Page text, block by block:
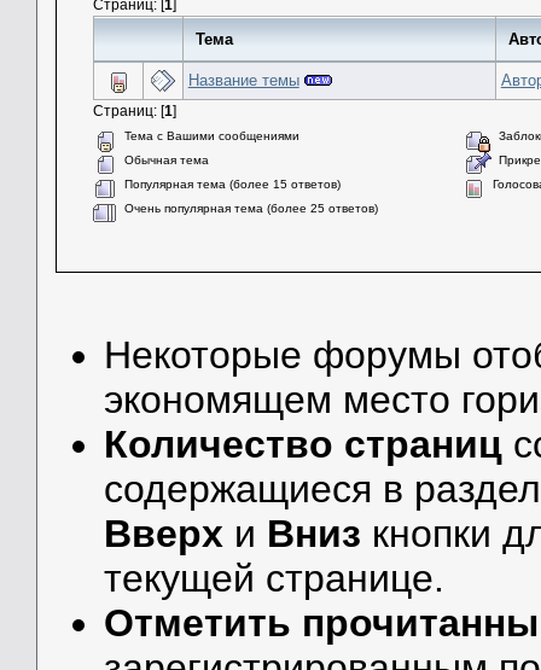
Страниц: [ 1
Тема
Название темы
Страниц: [1]
Тема с Вашими сообщениями
Обычная тема
Популярная тема (более 15 ответов)
Очень популярная тема (более 25 ответов)
Некоторые форумы
экономящем место
Количество страниц
содержащиеся в
Вверхи Вниз кнопки
текущей странице.
Отметить